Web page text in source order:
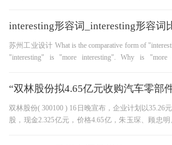
interesting形容词_interesting形容词
苏州工业设计 What is the comparative form of
"interesting" is "more interesting". Why is "more
“双林股份拟4.65亿元收购汽车零部
双林股份( 300100 ) 16日晚宣布，企业计划以35.26
股，现金2.325亿元，价格4.65亿，朱玉琛、顾忠